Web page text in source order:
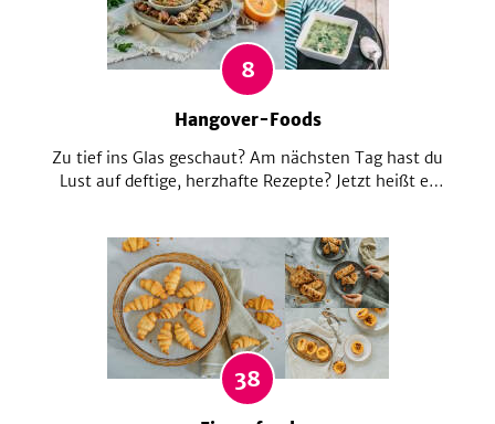
8
Hangover-Foods
Zu tief ins Glas geschaut? Am nächsten Tag hast du
Lust auf deftige, herzhafte Rezepte? Jetzt heißt es
Weg in die Küche gefunden hast? Wir haben die
richtigen Rezepte um schnell wieder fit zu werden!
38